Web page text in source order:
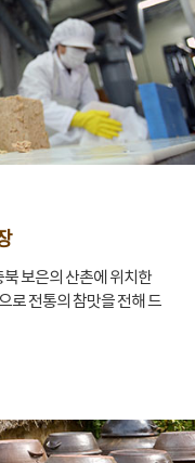
보은의 산촌에 위치한
로 전통의 참맛을 전해 드